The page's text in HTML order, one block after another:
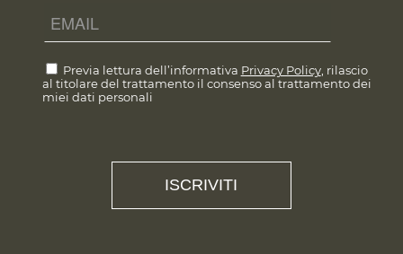
Previa lettura dell’informativa Privacy Policy, rilascio
al titolare del trattamento il consenso al trattamento dei
miei dati personali